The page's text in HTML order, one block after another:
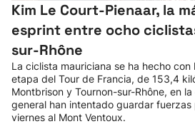
Kim Le Court-Pienaar, la
esprint entre ocho
sur-Rhône
La ciclista mauriciana se ha hecho
etapa del Tour de Francia, de 153,4
Montbrison y Tournon-sur-Rhône, en
general han intentado guardar
viernes al Mont Ventoux.